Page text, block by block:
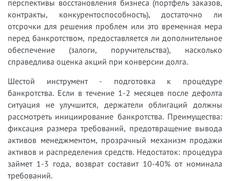
перспективы восстановления бизнеса (портфель заказов,
контракты, конкурентоспособность), достаточно ли
отсрочки для решения проблем или это временная мера
перед банкротством, предоставляется ли дополнительное
обеспечение (залоги, поручительства), насколько
справедлива оценка акций при конверсии долга.
Шестой инструмент - подготовка к процедуре
банкротства. Если в течение 1-2 месяцев после дефолта
ситуация не улучшится, держатели облигаций должны
рассмотреть инициирование банкротства. Преимущества:
фиксация размера требований, предотвращение вывода
активов менеджментом, прозрачный механизм продажи
активов и распределения средств. Недостаток: процедура
займет 1-3 года, возврат составит 10-40% от номинала
требований.